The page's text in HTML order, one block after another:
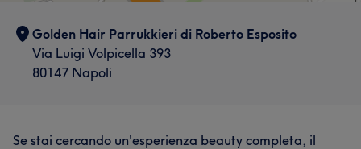
Golden Hair Parrukkieri di Roberto Esposito
Via Luigi Volpicella 393
80147 Napoli
Se stai cercando un'esperienza beauty completa, il